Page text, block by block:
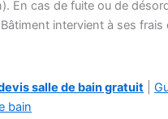
En cas de fuite ou de
intervient à ses frais
salle de bain gratuit
bain